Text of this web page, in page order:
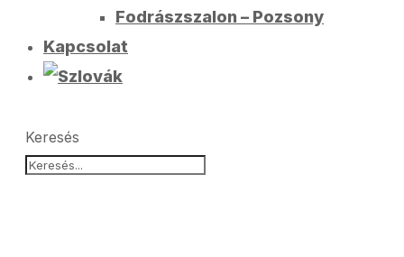
Fodrászszalon – Pozsony
Kapcsolat
Keresés